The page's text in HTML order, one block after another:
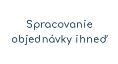
Spracovanie
objednávky ihneď